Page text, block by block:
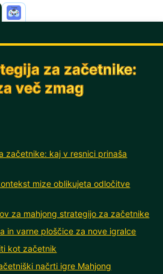
za začetnike:
več zmag
začetnike: kaj v resnici prinaša
mize oblikujeta odločitve
za mahjong strategijo za začetnike
in varne ploščice za nove igralce
kot začetnik
načrti igre Mahjong